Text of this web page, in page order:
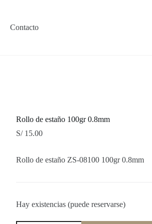
Contacto
Rollo de estaño 100gr 0.8mm
S/15.00
Rollo de estaño ZS-08100 100gr 0.8mm
Hay existencias (puede reservarse)